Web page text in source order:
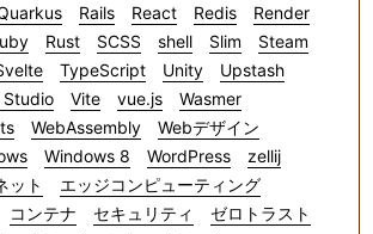
Rails React Redis
Render
Rust SCSS shell Slim
Steam
TypeScript Unity
Upstash
Studio Vite vue.js
Wasmer
WebAssembly
Webデザイン
Windows 8 WordPress
zellij
ット
エッジコンピューティング
コンテナ セキュリティ
ゼロトラスト